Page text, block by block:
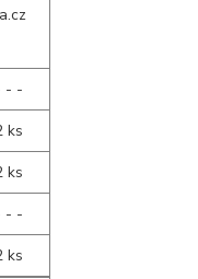
- -
ks
ks
- -
ks